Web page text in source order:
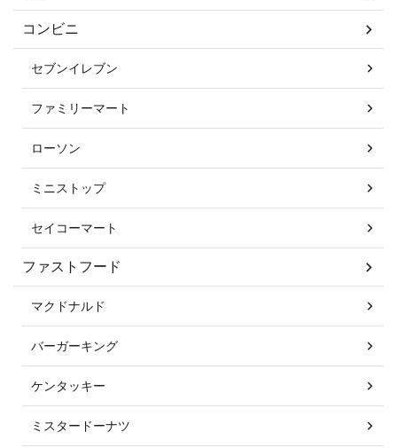
コンビニ
セブンイレブン
ファミリーマート
ローソン
ミニストップ
セイコーマート
ファストフード
マクドナルド
バーガーキング
ケンタッキー
ミスタードーナツ